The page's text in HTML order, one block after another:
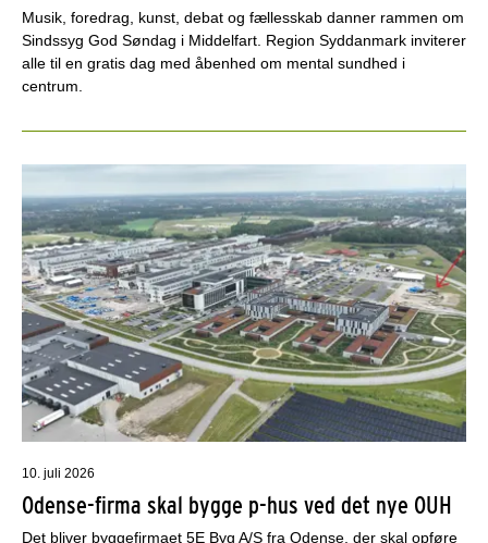
Musik, foredrag, kunst, debat og fællesskab danner rammen om
Sindssyg God Søndag i Middelfart. Region Syddanmark inviterer
alle til en gratis dag med åbenhed om mental sundhed i
centrum.
10. juli 2026
Odense-firma skal bygge p-hus ved det nye OUH
Det bliver byggefirmaet 5E Byg A/S fra Odense, der skal opføre